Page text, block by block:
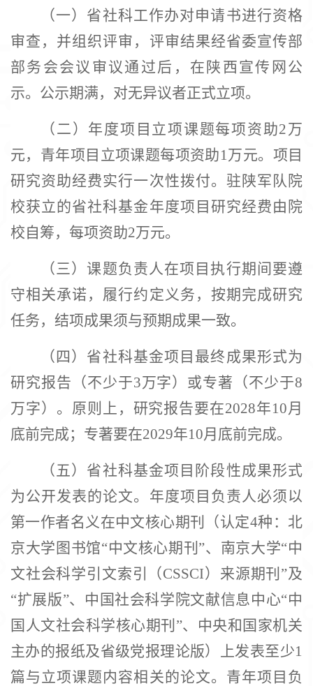
（一）省社科工作办对申请书进行资格
审查，并组织评审，评审结果经省委宣传部
部务会会议审议通过后，在陕西宣传网公
示。公示期满，对无异议者正式立项。
（二）年度项目立项课题每项资助2万
元，青年项目立项课题每项资助1万元。项目
研究资助经费实行一次性拨付。驻陕军队院
校获立的省社科基金年度项目研究经费由院
校自筹，每项资助2万元。
（三）课题负责人在项目执行期间要遵
守相关承诺，履行约定义务，按期完成研究
任务，结项成果须与预期成果一致。
（四）省社科基金项目最终成果形式为
研究报告（不少于3万字）或专著（不少于8
万字）。原则上，研究报告要在2028年10月
底前完成；专著要在2029年10月底前完成。
（五）省社科基金项目阶段性成果形式
为公开发表的论文。年度项目负责人必须以
第一作者名义在中文核心期刊（认定4种：北
京大学图书馆“中文核心期刊”、南京大学“中
文社会科学引文索引（CSSCI）来源期刊”及
“扩展版”、中国社会科学院文献信息中心“中
国人文社会科学核心期刊”、中央和国家机关
主办的报纸及省级党报理论版）上发表至少1
篇与立项课题内容相关的论文。青年项目负